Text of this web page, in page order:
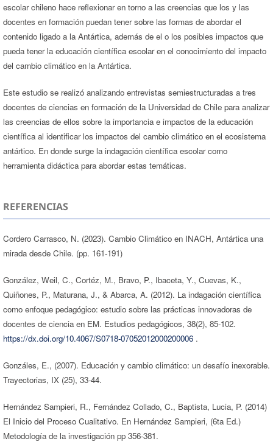
escolar chileno hace reflexionar en torno a las creencias que los y las
docentes en formación puedan tener sobre las formas de abordar el
contenido ligado a la Antártica, además de el o los posibles impactos que
pueda tener la educación científica escolar en el conocimiento del impacto
del cambio climático en la Antártica.
Este estudio se realizó analizando entrevistas semiestructuradas a tres
docentes de ciencias en formación de la Universidad de Chile para analizar
las creencias de ellos sobre la importancia e impactos de la educación
científica al identificar los impactos del cambio climático en el ecosistema
antártico. En donde surge la indagación científica escolar como
herramienta didáctica para abordar estas temáticas.
REFERENCIAS
Cordero Carrasco, N. (2023). Cambio Climático en INACH, Antártica una
mirada desde Chile. (pp. 161-191)
González, Weil, C., Cortéz, M., Bravo, P., Ibaceta, Y., Cuevas, K.,
Quiñones, P., Maturana, J., & Abarca, A. (2012). La indagación científica
como enfoque pedagógico: estudio sobre las prácticas innovadoras de
docentes de ciencia en EM. Estudios pedagógicos, 38(2), 85-102.
https://dx.doi.org/10.4067/S0718-07052012000200006.
Gonzáles, E., (2007). Educación y cambio climático: un desafío inexorable.
Trayectorias, IX (25), 33-44.
Hernández Sampieri, R., Fernández Collado, C., Baptista, Lucia, P. (2014)
El Inicio del Proceso Cualitativo. En Hernández Sampieri, (6ta Ed.)
Metodología de la investigación pp 356-381.